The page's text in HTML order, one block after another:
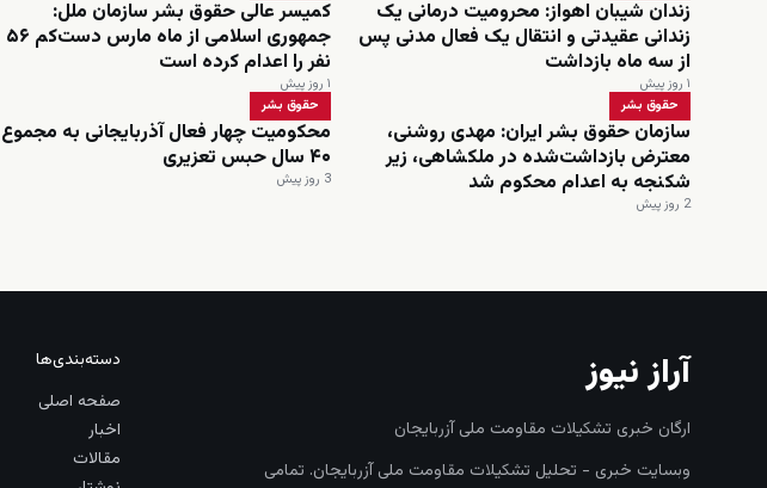
زندان شیبان اهواز: محرومیت درمانی یک
زندانی عقیدتی و انتقال یک فعال مدنی پس
از سه ماه بازداشت
۱ روز پیش
کمیسر عالی حقوق بشر سازمان ملل:
جمهوری اسلامی از ماه مارس دست‌کم ۵۶
نفر را اعدام کرده است
۱ روز پیش
حقوق بشر
سازمان حقوق بشر ایران: مهدی روشنی،
معترض بازداشت‌شده در ملکشاهی، زیر
شکنجه به اعدام محکوم شد
2 روز پیش
حقوق بشر
محکومیت چهار فعال آذربایجانی به مجموع
۴۰ سال حبس تعزیری
3 روز پیش
آراز نیوز
ارگان خبری تشکیلات مقاومت ملی آزربایجان
وبسایت خبری - تحلیل تشکیلات مقاومت ملی آزربایجان. تمامی
دسته‌بندی‌ها
صفحه اصلی
اخبار
مقالات